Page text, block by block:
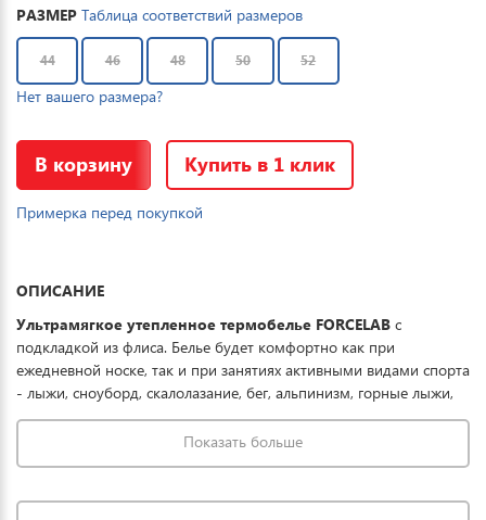
РАЗМЕР Таблица соответствий размеров
44 46 48 50 52
Нет вашего размера?
В корзину Купить в 1 клик
Примерка перед покупкой
ОПИСАНИЕ
Ультрамягкое утепленное термобелье FORCELAB с
подкладкой из флиса. Белье будет комфортно как при
ежедневной носке, так и при занятиях активными видами спорта
- лыжи, сноуборд, скалолазание, бег, альпинизм, горные лыжи,
велосипед и др. Плоские швы, эластичная ткань не сковывает
движения, лазерная обработка краев, эластичный пояс.
Термобелье отлично дышит и отводит влагу, не допускает
нагрузками. Комплект состоит из леггинсов и лонгслива.
Показать больше